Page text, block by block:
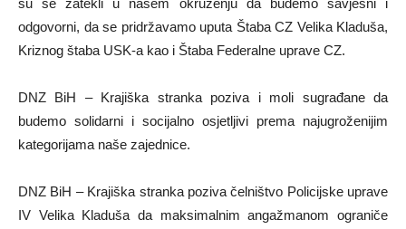
su se zatekli u našem okruženju da budemo savjesni i
odgovorni, da se pridržavamo uputa Štaba CZ Velika Kladuša,
Kriznog štaba USK-a kao i Štaba Federalne uprave CZ.
DNZ BiH – Krajiška stranka poziva i moli sugrađane da
budemo solidarni i socijalno osjetljivi prema najugroženijim
kategorijama naše zajednice.
DNZ BiH – Krajiška stranka poziva čelništvo Policijske uprave
IV Velika Kladuša da maksimalnim angažmanom ograniče